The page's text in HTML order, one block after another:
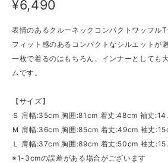
¥6,490
表情のあるクルーネックコンパクトワッフルT
フィット感のあるコンパクトなシルエットが
一枚で着るのはもちろん、インナーとしても
ムです。
【サイズ】
Ｓ 肩幅:35cm 胸囲:81cm 着丈:48cm 袖丈
Ｍ 肩幅:36cm 胸囲:85cm 着丈:49cm 袖丈
Ｌ 肩幅:37cm 胸囲:89cm 着丈:50cm 袖丈
※1-3cmの誤差がある場合がございます